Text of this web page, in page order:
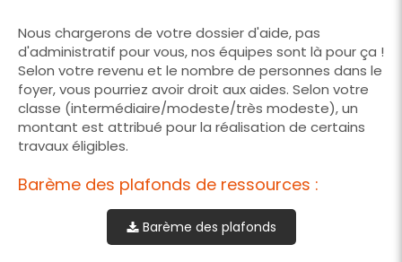
Nous chargerons de votre dossier d'aide, pas
d'administratif pour vous, nos équipes sont là pour ça !
Selon votre revenu et le nombre de personnes dans le
foyer, vous pourriez avoir droit aux aides. Selon votre
classe (intermédiaire/modeste/très modeste), un
montant est attribué pour la réalisation de certains
travaux éligibles.
Barème des plafonds de ressources :
Barème des plafonds